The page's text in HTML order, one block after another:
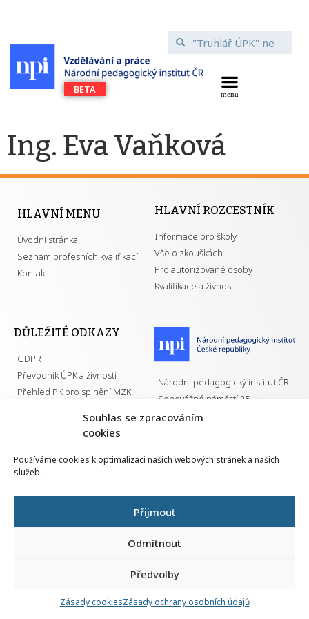
Souhlas se zpracováním
cookies
Používáme cookies k optimalizaci našich webových stránek a našich
služeb.
Přijmout
Odmítnout
Předvolby
Zásady cookiesZásady ochrany osobních údajů
Ing. Eva Vaňková
HLAVNÍ MENU
Úvodní stránka
Seznam profesních kvalifikací
Kontakt
HLAVNÍ ROZCESTNÍK
Informace pro školy
Vše o zkouškách
Pro autorizované osoby
Kvalifikace a živnosti
DŮLEŽITÉ ODKAZY
GDPR
Převodník ÚPK a živností
Přehled PK pro splnění MZK
Národní pedagogický institut ČR
Senovážné náměstí 25
110 00 Praha 1